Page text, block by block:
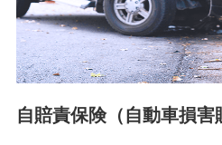
株式会社ドコモ・インシュアラン
個人情報の第三者提供に
除き、第三者に提供いたしませ
自賠責保険（自動車損